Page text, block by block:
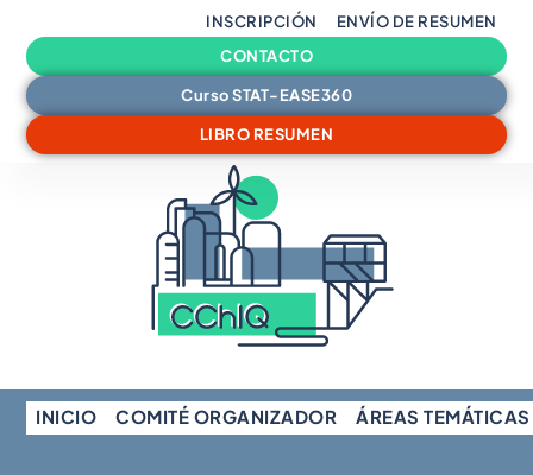
INSCRIPCIÓN
ENVÍO DE RESUMEN
CONTACTO
Curso STAT-EASE360
LIBRO RESUMEN
INICIO COMITÉ ORGANIZADOR ÁREAS TEMÁTICAS